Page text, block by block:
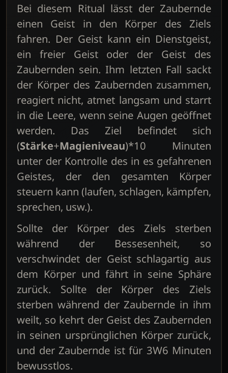
Bei diesem Ritual lässt der Zaubernde
einen Geist in den Körper des Ziels
fahren. Der Geist kann ein Dienstgeist,
ein freier Geist oder der Geist des
Zaubernden sein. Ihm letzten Fall sackt
der Körper des Zaubernden zusammen,
reagiert nicht, atmet langsam und starrt
in die Leere, wenn seine Augen geöffnet
werden. Das Ziel befindet sich
(Stärke+Magieniveau)*10 Minuten
unter der Kontrolle des in es gefahrenen
Geistes, der den gesamten Körper
steuern kann (laufen, schlagen, kämpfen,
sprechen, usw.).
Sollte der Körper des Ziels sterben
während der Bessesenheit, so
verschwindet der Geist schlagartig aus
dem Körper und fährt in seine Sphäre
zurück. Sollte der Körper des Ziels
sterben während der Zaubernde in ihm
weilt, so kehrt der Geist des Zaubernden
in seinen ursprünglichen Körper zurück,
und der Zaubernde ist für 3W6 Minuten
bewusstlos.